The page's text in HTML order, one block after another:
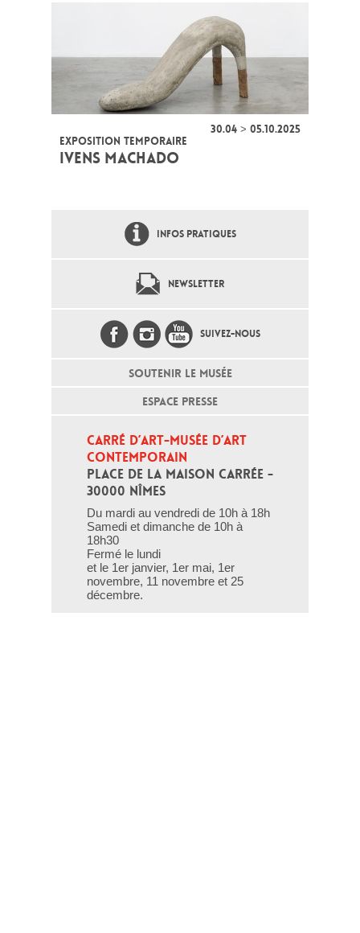
30.04 > 05.10.2025
EXPOSITION TEMPORAIRE
IVENS MACHADO
INFOS PRATIQUES
NEWSLETTER
SUIVEZ-NOUS
SOUTENIR LE MUSÉE
ESPACE PRESSE
CARRÉ D’ART-MUSÉE D’ART
CONTEMPORAIN
PLACE DE LA MAISON CARRÉE -
30000 NÎMES
Du mardi au vendredi de 10h à 18h
Samedi et dimanche de 10h à
18h30
Fermé le lundi
et le 1er janvier, 1er mai, 1er
novembre, 11 novembre et 25
décembre.